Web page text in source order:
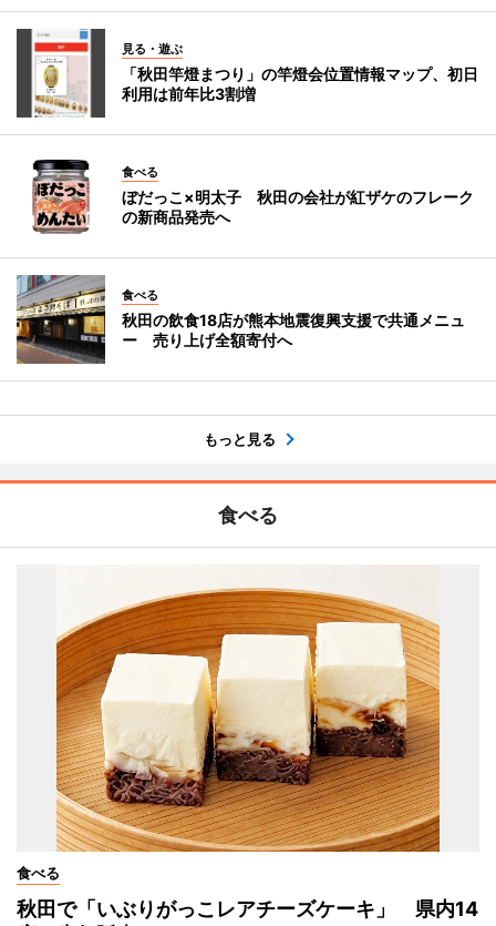
見る・遊ぶ
「秋田竿燈まつり」の竿燈会位置情報マップ、初日
利用は前年比3割増
食べる
ぼだっこ×明太子 秋田の会社が紅ザケのフレーク
の新商品発売へ
食べる
秋田の飲食18店が熊本地震復興支援で共通メニュ
ー 売り上げ全額寄付へ
もっと見る
食べる
食べる
秋田で「いぶりがっこレアチーズケーキ」 県内14